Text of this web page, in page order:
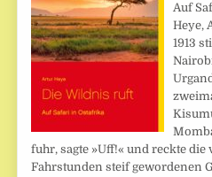
Auf
Heye,
1913
fuhr, sagte »Uff!« und reckte
Fahrstunden steif gewordenen